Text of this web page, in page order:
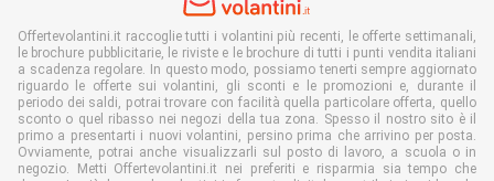
Offertevolantini.it raccoglie tutti i volantini più recenti, le offerte settimanali,
le brochure pubblicitarie, le riviste e le brochure di tutti i punti vendita italiani
a scadenza regolare. In questo modo, possiamo tenerti sempre aggiornato
riguardo le offerte sui volantini, gli sconti e le promozioni e, durante il
periodo dei saldi, potrai trovare con facilità quella particolare offerta, quello
sconto o quel ribasso nei negozi della tua zona. Spesso il nostro sito è il
primo a presentarti i nuovi volantini, persino prima che arrivino per posta.
Ovviamente, potrai anche visualizzarli sul posto di lavoro, a scuola o in
negozio. Metti Offertevolantini.it nei preferiti e risparmia sia tempo che